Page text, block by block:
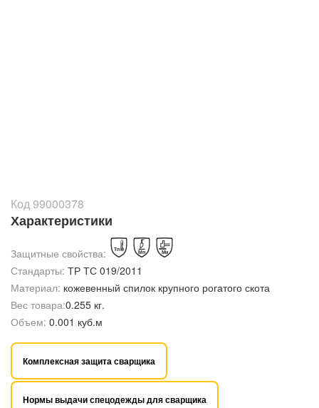
Код 99000378
Характеристики
Защитные свойства:
Стандарты: ТР ТС 019/2011
Материал: кожевенный спилок крупного рогатого скота
Вес товара:0.255 кг.
Объем: 0.001 куб.м
Комплексная защита сварщика
Нормы выдачи спецодежды для сварщика